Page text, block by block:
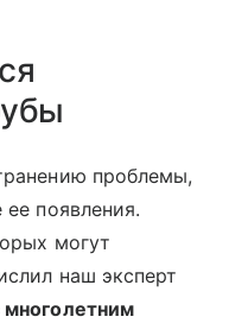
проблемы,
появления.
могут
наш эксперт